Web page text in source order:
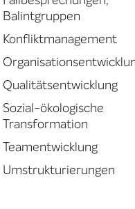
Balintgruppen
Konfliktmanagement
Qualitätsentwicklung
Sozial-ökologische
Transformation
Teamentwicklung
Umstrukturierungen